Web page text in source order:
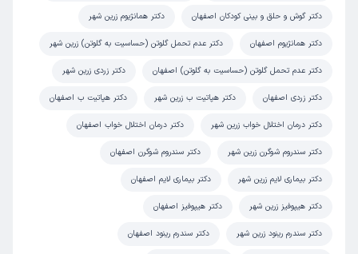
دکتر گوش و حلق و بینی کودکان اصفهان دکتر همانژیوم زرین شهر
دکتر همانژیوم اصفهان دکتر عدم تحمل گلوتن (حساسیت به گلوتن) زرین شهر
دکتر عدم تحمل گلوتن (حساسیت به گلوتن) اصفهان دکتر زردی زرین شهر
دکتر زردی اصفهان دکتر هپاتیت ب زرین شهر دکتر هپاتیت ب اصفهان
دکتر درمان اختلال خواب زرین شهر دکتر درمان اختلال خواب اصفهان
دکتر سندروم شوگرن زرین شهر دکتر سندروم شوگرن اصفهان
دکتر بیماری لایم زرین شهر دکتر بیماری لایم اصفهان
دکتر هیپوفیز زرین شهر دکتر هیپوفیز اصفهان
دکتر سندرم رینود زرین شهر دکتر سندرم رینود اصفهان